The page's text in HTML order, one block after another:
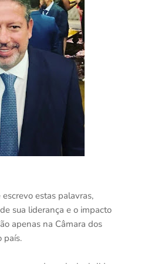
estas palavras,
sua liderança e o impacto
apenas na Câmara dos
país.